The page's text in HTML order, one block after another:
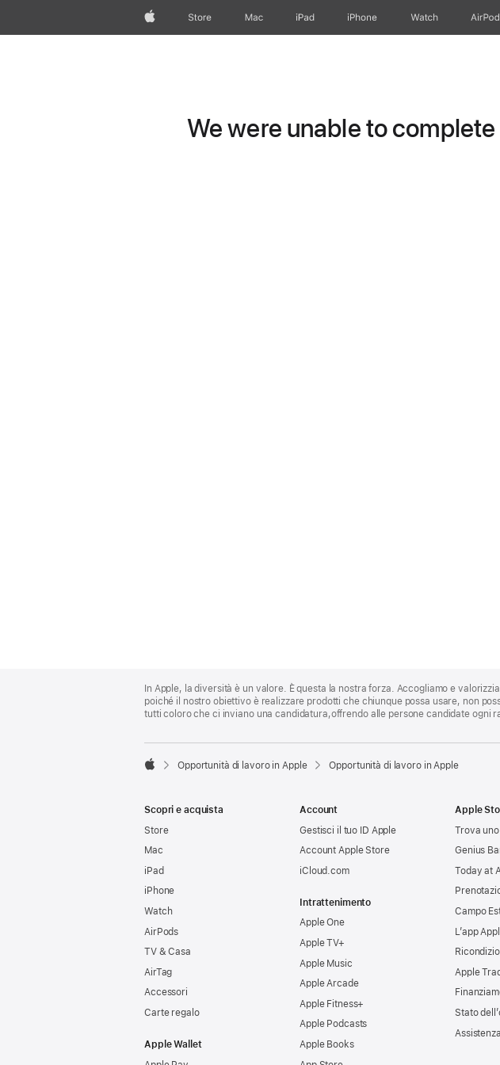
AppleStore Mac iPad iPhone Watch
We were unable to
Footer
In Apple, la diversità è un valore. È questa la nostra forza. Accogliamo e
poiché il nostro obiettivo è realizzare prodotti che chiunque possa usare, non
tutti coloro che ci inviano una candidatura,offrendo alle persone candidate ogni

Opportunità di lavoro in Apple Opportunità di lavoro in Apple
Scopri e acquista
Store
Mac
iPad
iPhone
Watch
AirPods
TV & Casa
AirTag
Accessori
Carte regalo
Apple Wallet
Account
Gestisci il tuo ID Apple
Account Apple Store
iCloud.com
Intrattenimento
Apple One
Apple TV+
Apple Music
Apple Arcade
Apple Fitness+
Apple Podcasts
Apple Books
Apple
Trova
Genius
Today at
Campo
L’app
Apple
Stato